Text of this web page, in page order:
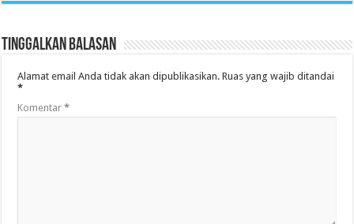
Tinggalkan Balasan
Alamat email Anda tidak akan dipublikasikan. Ruas yang wajib ditandai
*
Komentar*